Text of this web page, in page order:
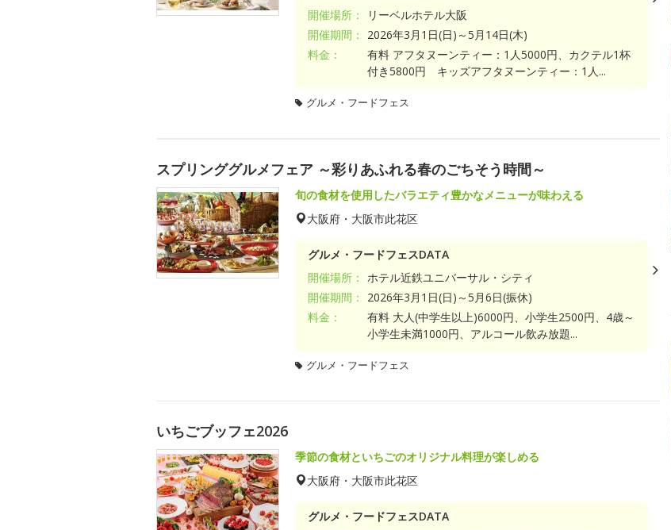
開催場所：
リーベルホテル大阪
開催期間：
2026年3月1日(日)～5月14日(木)
料金：
有料 アフタヌーンティー：1人5000円、カクテル1杯
付き5800円 キッズアフタヌーンティー：1人...
グルメ・フードフェス
スプリンググルメフェア ～彩りあふれる春のごちそう時間～
旬の食材を使用したバラエティ豊かなメニューが味わえる
大阪府・大阪市此花区
グルメ・フードフェスDATA
開催場所：
ホテル近鉄ユニバーサル・シティ
開催期間：
2026年3月1日(日)～5月6日(振休)
料金：
有料 大人(中学生以上)6000円、小学生2500円、4歳～
小学生未満1000円、アルコール飲み放題...
グルメ・フードフェス
いちごブッフェ2026
季節の食材といちごのオリジナル料理が楽しめる
大阪府・大阪市此花区
グルメ・フードフェスDATA